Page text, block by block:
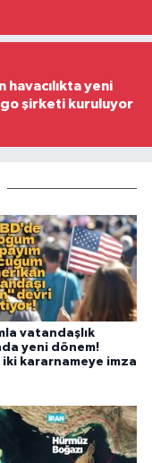
havacılıkta yeni
şirketi kuruluyor
vatandaşlık
yeni dönem!
iki kararnameye imza